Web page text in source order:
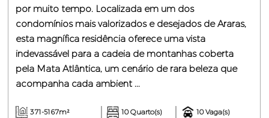
por muito tempo. Localizada em um dos
condomínios mais valorizados e desejados de Araras,
esta magnífica residência oferece uma vista
indevassável para a cadeia de montanhas coberta
pela Mata Atlântica, um cenário de rara beleza que
acompanha cada ambient ...
371-5167m² 10 Quarto(s) 10 Vaga(s)